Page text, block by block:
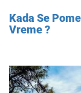
Kada Se
Vreme ?